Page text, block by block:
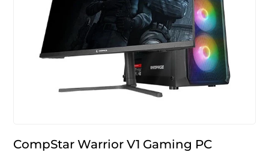
CompStar Warrior V1 Gaming PC